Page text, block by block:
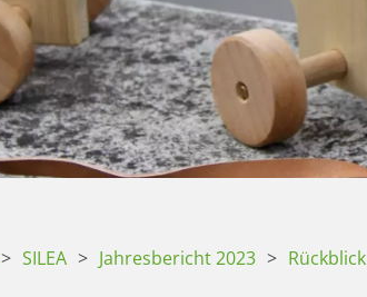
> SILEA > Jahresbericht 2023 > Rückblick